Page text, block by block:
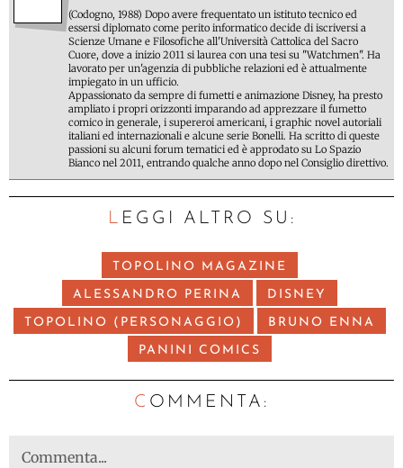
(Codogno, 1988) Dopo avere frequentato un istituto tecnico ed
essersi diplomato come perito informatico decide di iscriversi a
Scienze Umane e Filosofiche all'Università Cattolica del Sacro
Cuore, dove a inizio 2011 si laurea con una tesi su "Watchmen". Ha
lavorato per un'agenzia di pubbliche relazioni ed è attualmente
impiegato in un ufficio.
Appassionato da sempre di fumetti e animazione Disney, ha presto
ampliato i propri orizzonti imparando ad apprezzare il fumetto
comico in generale, i supereroi americani, i graphic novel autoriali
italiani ed internazionali e alcune serie Bonelli. Ha scritto di queste
passioni su alcuni forum tematici ed è approdato su Lo Spazio
Bianco nel 2011, entrando qualche anno dopo nel Consiglio direttivo.
LEGGI ALTRO SU:
TOPOLINO MAGAZINE
ALESSANDRO PERINA DISNEY
TOPOLINO (PERSONAGGIO) BRUNO ENNA
PANINI COMICS
C OMMENTA: